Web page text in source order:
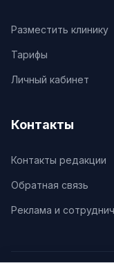
Разместить клинику
Тарифы
Личный кабинет
Контакты
Контакты редакции
Обратная связь
Реклама и